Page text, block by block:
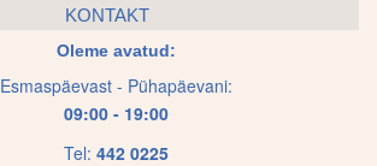
may
be
chosen
on
KONTAKT
Oleme avatud:
Esmaspäevast - Pühapäevani:
09:00 - 19:00
Tel: 442 0225